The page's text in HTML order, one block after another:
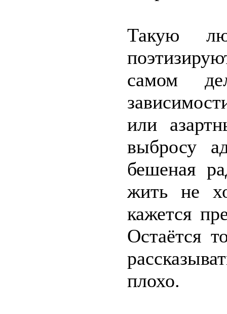
Такую
самом
или
выбросу
бешеная
жить не
кажется
Остаётся
плохо.